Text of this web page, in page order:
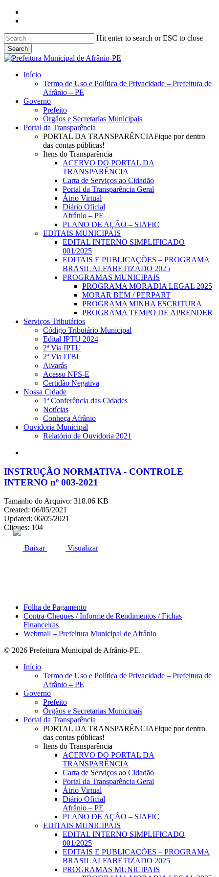
Skip
content
Hit enter to search or ESC to close
Search
Close
search
Menu
Início
Termo de Uso e Política de Privacidade – Prefeitura de
Afrânio – PE
Governo
Prefeito
Órgãos e Secretarias Municipais
Portal da Transparência
PORTAL DA TRANSPARÊNCIAFique por dentro
das contas públicas!
Itens do Transparência
ACERVO DO PORTAL DA
TRANSPARÊNCIA
Carta de Serviços ao Cidadão
Portal da Transparência Geral
Átrio Virtual
Diário Oficial
Afrânio – PE
PLANO DE AÇÃO – SIAFIC
EDITAIS MUNICIPAIS
EDITAL INTERNO SIMPLIFICADO
001/2025
EDITAIS E PUBLICAÇÕES – PROGRAMA
BRASIL ALFABETIZADO 2025
PROGRAMAS MUNICIPAIS
PROGRAMA MORADIA LEGAL 2025
MORAR BEM / PERPART
PROGRAMA MINHA ESCRITURA
PROGRAMA TEMPO DE APRENDER
Serviços Tributários
Código Tributário Municipal
Edital IPTU 2024
2ª Via IPTU
2ª Via ITBI
Alvarás
Acesso NFS-E
Certidão Negativa
Nossa Cidade
1ª Conferência das Cidades
Notícias
Conheça Afrânio
Ouvidoria Municipal
Relatório de Ouvidoria 2021
INSTRUÇÃO NORMATIVA - CONTROLE
INTERNO nº 003-2021
Tamanho do Arquivo: 318.06 KB
Created: 06/05/2021
Updated: 06/05/2021
Cliques: 104
Baixar Visualizar
Folha de Pagamento
Contra-Cheques / Informe de Rendimentos / Fichas
Financeiras
Webmail – Prefeitura Municipal de Afrânio
© 2026 Prefeitura Municipal de Afrânio-PE.
Close
Início
Termo de Uso e Política de Privacidade – Prefeitura de
Afrânio – PE
Governo
Prefeito
Órgãos e Secretarias Municipais
Portal da Transparência
PORTAL DA TRANSPARÊNCIAFique por dentro
das contas públicas!
Itens do Transparência
ACERVO DO PORTAL DA
TRANSPARÊNCIA
Carta de Serviços ao Cidadão
Portal da Transparência Geral
Átrio Virtual
Diário Oficial
Afrânio – PE
PLANO DE AÇÃO – SIAFIC
EDITAIS MUNICIPAIS
EDITAL INTERNO SIMPLIFICADO
001/2025
EDITAIS E PUBLICAÇÕES – PROGRAMA
BRASIL ALFABETIZADO 2025
PROGRAMAS MUNICIPAIS